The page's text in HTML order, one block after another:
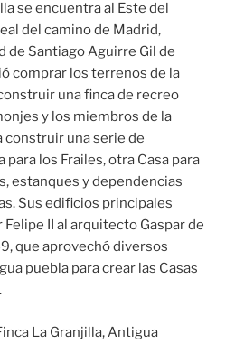
se encuentra al Este del
del camino de Madrid,
de Santiago Aguirre Gil de
comprar los terrenos de la
una finca de recreo
y los miembros de la
construir una serie de
para los Frailes, otra Casa para
estanques y dependencias
Sus edificios principales
II al arquitecto Gaspar de
que aprovechó diversos
puebla para crear las Casas
La Granjilla, Antigua